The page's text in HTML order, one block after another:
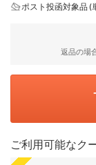
ポスト投函対象品 (
返品の場
ご利用可能なク